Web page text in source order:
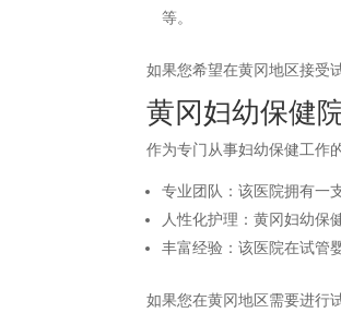
等。
如果您希望在黄冈地区接受
黄冈妇幼保健
作为专门从事妇幼保健工作
专业团队：该医院拥有一
人性化护理：黄冈妇幼保
丰富经验：该医院在试管
如果您在黄冈地区需要进行